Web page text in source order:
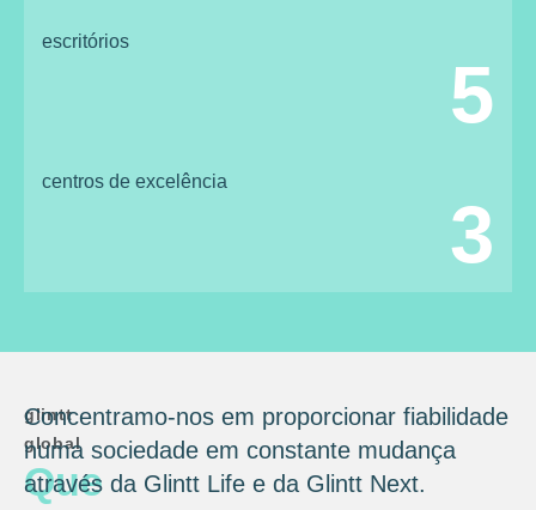
escritórios
5
centros de excelência
3
glintt
global
Que
Concentramo-nos em proporcionar fiabilidade
numa sociedade em constante mudança
através da Glintt Life e da Glintt Next.